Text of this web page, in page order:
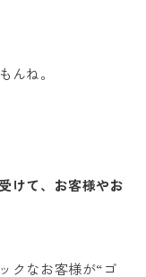
ね。
けて、お客様やお
クなお客様が“ゴ